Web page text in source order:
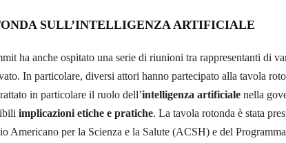
SULL’INTELLIGENZA ARTIFICIALE
ha anche ospitato una serie di riunioni tra rappresentanti di
In particolare, diversi attori hanno partecipato alla tavola
in particolare il ruolo dell’intelligenza artificiale nella
implicazioni etiche e pratiche. La tavola rotonda è stata
Americano per la Scienza e la Salute (ACSH) e del